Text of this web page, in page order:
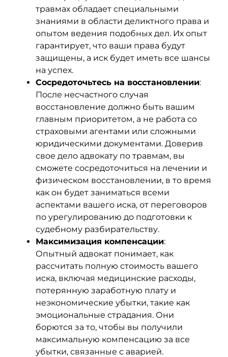
травмах обладает специальными
знаниями в области деликтного права и
опытом ведения подобных дел. Их опыт
гарантирует, что ваши права будут
защищены, а иск будет иметь все шансы
на успех.
Сосредоточьтесь на восстановлении:
После несчастного случая
восстановление должно быть вашим
главным приоритетом, а не работа со
страховыми агентами или сложными
юридическими документами. Доверив
свое дело адвокату по травмам, вы
сможете сосредоточиться на лечении и
физическом восстановлении, в то время
как он будет заниматься всеми
аспектами вашего иска, от переговоров
по урегулированию до подготовки к
судебному разбирательству.
Максимизация компенсации:
Опытный адвокат понимает, как
рассчитать полную стоимость вашего
иска, включая медицинские расходы,
потерянную заработную плату и
неэкономические убытки, такие как
эмоциональные страдания. Они
борются за то, чтобы вы получили
максимальную компенсацию за все
убытки, связанные с аварией.